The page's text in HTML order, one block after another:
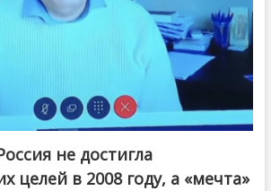
не достигла
целей в 2008 году, а «мечта»